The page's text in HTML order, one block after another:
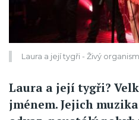
Laura a její tygři - Živý
Laura a její tygři?
jménem. Jejich